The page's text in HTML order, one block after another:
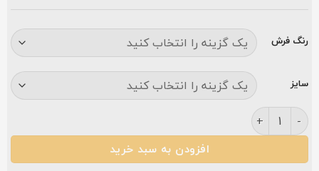
رنگ فرش
سایز
فرش افشان وینتیج۷۰۰ شانه سرمه ای عدد
افزودن به سبد خرید